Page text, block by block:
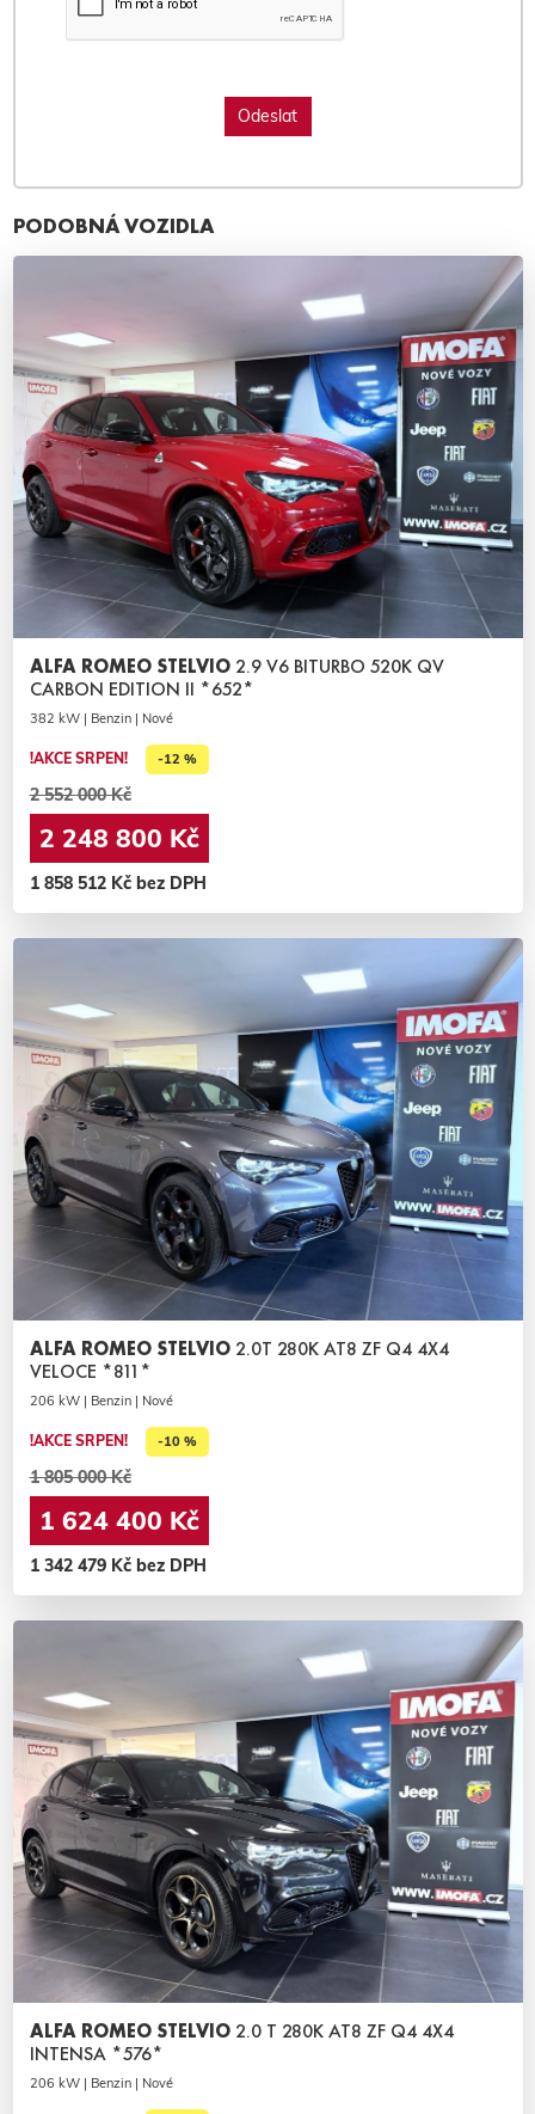
PODOBNÁ VOZIDLA
ALFA ROMEO STELVIO 2.9 V6 BITURBO 520K QV
CARBON EDITION II *652*
382 kW | Benzin | Nové
!AKCE SRPEN! -12 %
2 552 000 Kč
2 248 800 Kč
1 858 512 Kč bez DPH
ALFA ROMEO STELVIO 2.0T 280K AT8 ZF Q4 4X4
VELOCE *811*
206 kW | Benzin | Nové
!AKCE SRPEN! -10 %
1 805 000 Kč
1 624 400 Kč
1 342 479 Kč bez DPH
ALFA ROMEO STELVIO 2.0 T 280K AT8 ZF Q4 4X4
INTENSA *576*
206 kW | Benzin | Nové